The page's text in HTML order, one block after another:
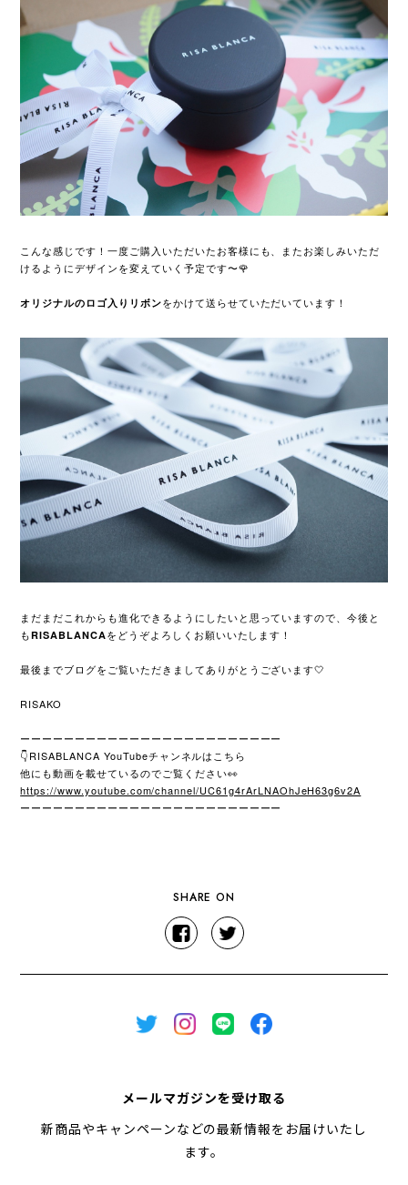
こんな感じです！一度ご購入いただいたお客様にも、またお楽しみいただ
けるようにデザインを変えていく予定です〜🌹
オリジナルのロゴ入りリボンをかけて送らせていただいています！
まだまだこれからも進化できるようにしたいと思っていますので、今後と
もRISABLANCAをどうぞよろしくお願いいたします！
最後までブログをご覧いただきましてありがとうございます🤍
RISAKO
ーーーーーーーーーーーーーーーーーーーーーーーー
👇RISABLANCA YouTubeチャンネルはこちら
他にも動画を載せているのでご覧ください👀
https://www.youtube.com/channel/UC61g4rArLNAOhJeH63g6v2A
ーーーーーーーーーーーーーーーーーーーーーーーー
SHARE ON
メールマガジンを受け取る
新商品やキャンペーンなどの最新情報をお届けいたし
ます。